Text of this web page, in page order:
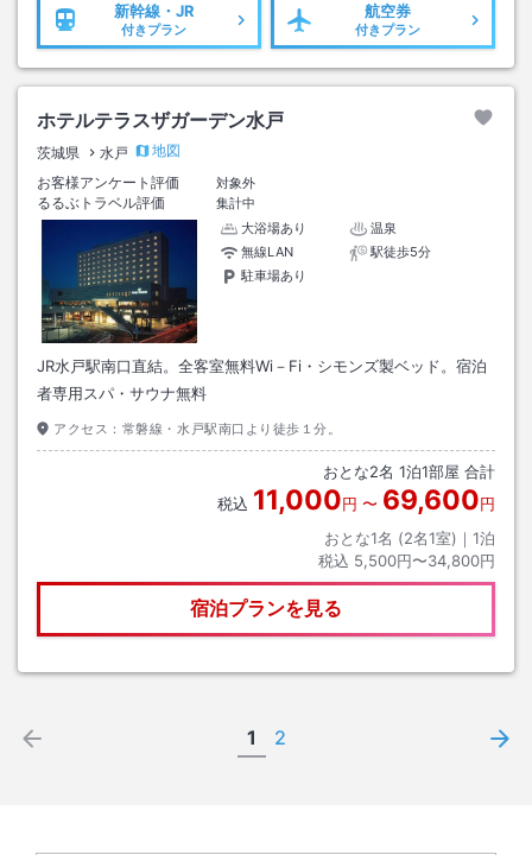
新幹線・JR
付きプラン
航空券
付きプラン
ホテルテラスザガーデン水戸
茨城県 水戸
地図
お客様アンケート評価
対象外
るるぶトラベル評価
集計中
大浴場あり
温泉
無線LAN
駅徒歩5分
駐車場あり
JR水戸駅南口直結。全客室無料Wi－Fi・シモンズ製ベッド。宿泊
者専用スパ・サウナ無料
アクセス： 常磐線・水戸駅南口より徒歩１分。
おとな2名 1泊1部屋 合計
税込 11,000円 〜 69,600円
おとな1名 (2名1室)｜ 1泊
税込 5,500円〜34,800円
宿泊プランを見る
1 2